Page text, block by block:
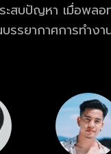
สบปัญหา เมื่อพล
รยากาศการทำง
ขวนคอ แต่ระหว่า
อดกาล